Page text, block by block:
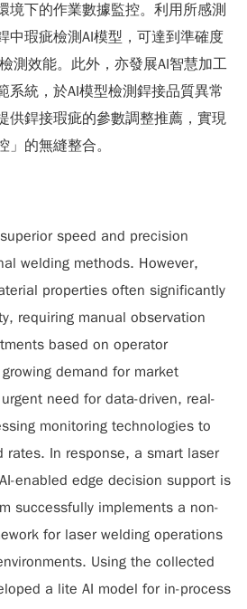
境下的作業數據監控。利用所感測
中瑕疵檢測AI模型，可達到準確度
測效能。此外，亦發展AI智慧加工
系統，於AI模型檢測銲接品質異常
供銲接瑕疵的參數調整推薦，實現
的無縫整合。
speed and precision
welding methods. However,
properties often significantly
requiring manual observation
based on operator
demand for market
need for data-driven, real-
monitoring technologies to
rates. In response, a smart laser
enabled edge decision support is
successfully implements a non-
for laser welding operations
Using the collected
a lite AI model for in-process